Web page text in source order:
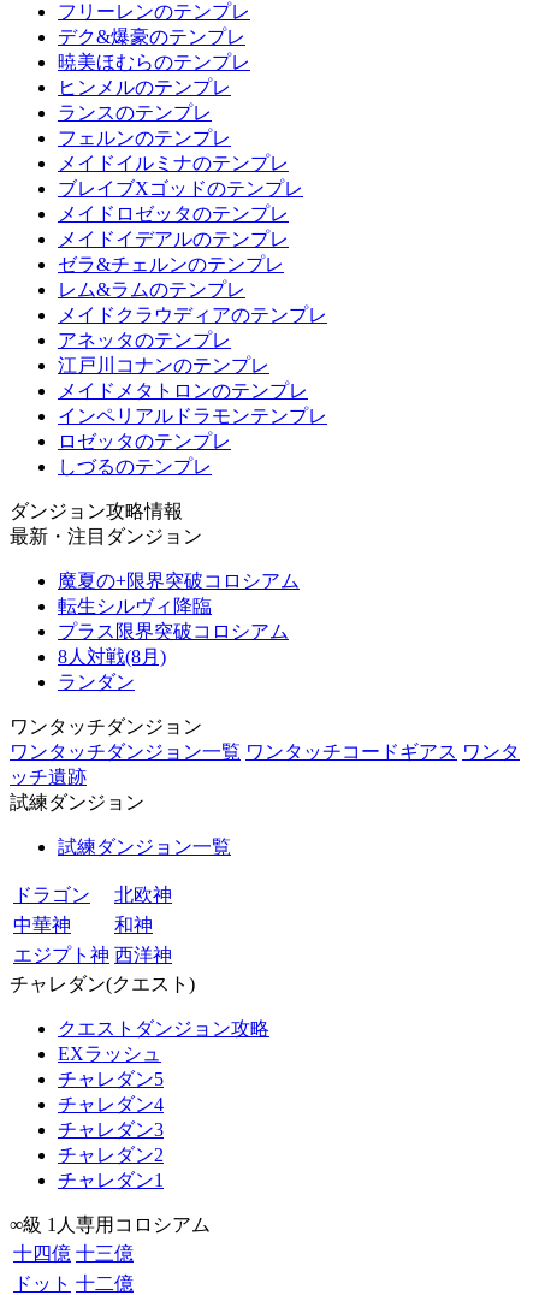
フリーレンのテンプレ
デク&爆豪のテンプレ
暁美ほむらのテンプレ
ヒンメルのテンプレ
ランスのテンプレ
フェルンのテンプレ
メイドイルミナのテンプレ
ブレイブXゴッドのテンプレ
メイドロゼッタのテンプレ
メイドイデアルのテンプレ
ゼラ&チェルンのテンプレ
レム&ラムのテンプレ
メイドクラウディアのテンプレ
アネッタのテンプレ
江戸川コナンのテンプレ
メイドメタトロンのテンプレ
インペリアルドラモンテンプレ
ロゼッタのテンプレ
しづるのテンプレ
ダンジョン攻略情報
最新・注目ダンジョン
魔夏の+限界突破コロシアム
転生シルヴィ降臨
プラス限界突破コロシアム
8人対戦(8月)
ランダン
ワンタッチダンジョン
ワンタッチダンジョン一覧 ワンタッチコードギアス ワンタ
ッチ遺跡
試練ダンジョン
試練ダンジョン一覧
ドラゴン
北欧神
中華神
和神
エジプト神 西洋神
チャレダン(クエスト)
クエストダンジョン攻略
EXラッシュ
チャレダン5
チャレダン4
チャレダン3
チャレダン2
チャレダン1
∞級 1人専用コロシアム
十四億 十三億
ドット 十二億